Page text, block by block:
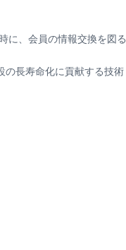
に、会員の情報交換を図る
の長寿命化に貢献する技術